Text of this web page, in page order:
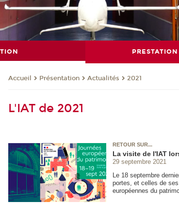
Accueil Présentation Actualités 2021
L'IAT de 2021
RETOUR SUR...
La visite de l'IAT
29 septembre 2021
Le 18 septembre
portes, et celles de
européennes du